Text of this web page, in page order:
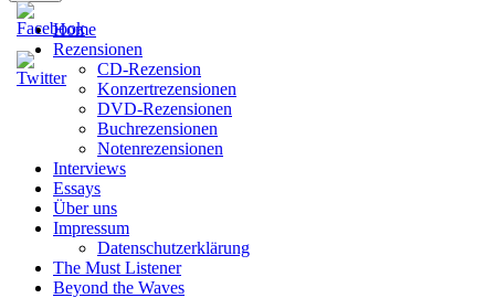
Home
Rezensionen
CD-Rezension
Konzertrezensionen
DVD-Rezensionen
Buchrezensionen
Notenrezensionen
Interviews
Essays
Über uns
Impressum
Datenschutzerklärung
The Must Listener
Beyond the Waves